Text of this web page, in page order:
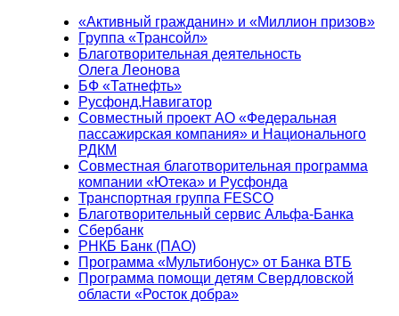
«Активный гражданин» и «Миллион призов»
Группа «Трансойл»
Благотворительная деятельность
Олега Леонова
БФ «Татнефть»
Русфонд.Навигатор
Совместный проект АО «Федеральная
пассажирская компания» и Национального
РДКМ
Совместная благотворительная программа
компании «Ютека» и Русфонда
Транспортная группа FESCO
Благотворительный сервис Альфа-Банка
Сбербанк
РНКБ Банк (ПАО)
Программа «Мультибонус» от Банка ВТБ
Программа помощи детям Свердловской
области «Росток добра»